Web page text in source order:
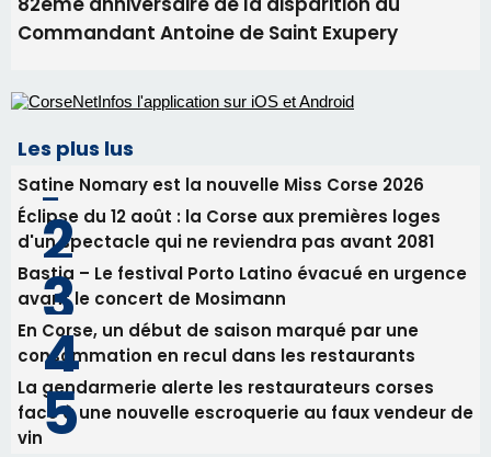
Commandant Antoine de Saint Exupery
Les plus lus
Satine Nomary est la nouvelle Miss Corse 2026
Éclipse du 12 août : la Corse aux premières loges
d'un spectacle qui ne reviendra pas avant 2081
Bastia – Le festival Porto Latino évacué en urgence
avant le concert de Mosimann
En Corse, un début de saison marqué par une
consommation en recul dans les restaurants
La gendarmerie alerte les restaurateurs corses
face à une nouvelle escroquerie au faux vendeur de
vin